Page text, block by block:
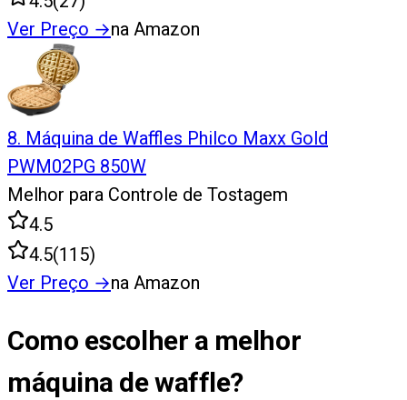
Ver Preço →na Amazon
8. Máquina de Waffles Philco Maxx Gold
PWM02PG 850W
Melhor para Controle de Tostagem
4.5
4.5(115)
Ver Preço →na Amazon
Como escolher a melhor
máquina de waffle?